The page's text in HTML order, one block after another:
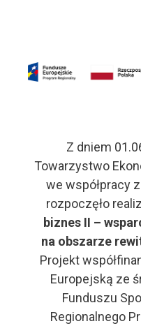
Z dniem
Towarzystwo
we współpracy
rozpoczęło
biznes II –
na obszarze
Projekt
Europejską ze
Funduszu
Regionalnego